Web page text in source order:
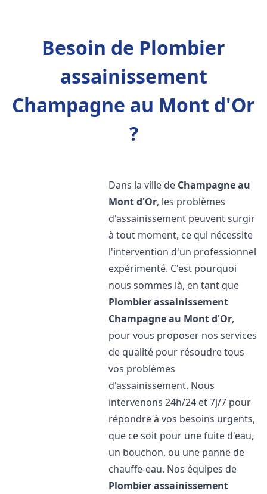
Besoin de Plombier
assainissement
Champagne au Mont d'Or
?
Dans la ville de Champagne au
Mont d'Or, les problèmes
d'assainissement peuvent surgir
à tout moment, ce qui nécessite
l'intervention d'un professionnel
expérimenté. C'est pourquoi
nous sommes là, en tant que
Plombier assainissement
Champagne au Mont d'Or,
pour vous proposer nos services
de qualité pour résoudre tous
vos problèmes
d'assainissement. Nous
intervenons 24h/24 et 7j/7 pour
répondre à vos besoins urgents,
que ce soit pour une fuite d'eau,
un bouchon, ou une panne de
chauffe-eau. Nos équipes de
Plombier assainissement